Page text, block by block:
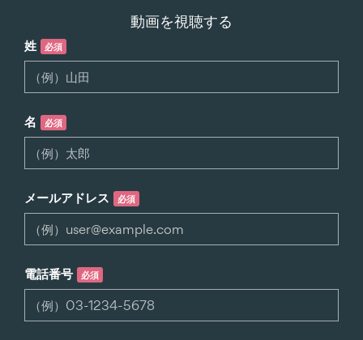
動画を視聴する
姓 必須
名 必須
メールアドレス 必須
電話番号 必須